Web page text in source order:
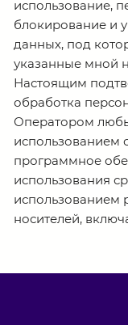
использование,
блокирование и
данных, под
указанные мной
Настоящим
обработка
Оператором
использованием
программное
использования
использованием
носителей,